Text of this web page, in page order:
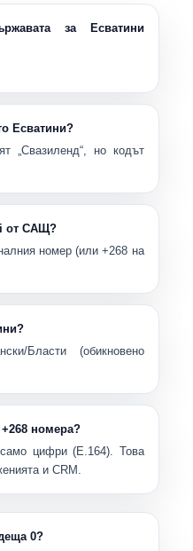
за Есватини
Есватини?
„Свазиленд“, но кодът
от САЩ?
номер (или+268 на
Бласти(обикновено
номера?
цифри (E.164). Това
и CRM.
0?